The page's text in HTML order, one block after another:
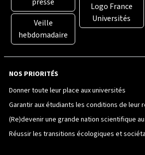
Veille
hebdomadaire
Logo France
Universités
NOS PRIORITÉS
Donner toute leur place aux universités
Garantir aux étudiants les conditions de leur
(Re)devenir une grande nation scientifique
Réussir les transitions écologiques et